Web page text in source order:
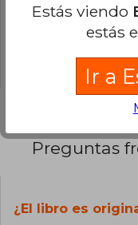
Preguntas
¿El libro es
Estás viendo
estás
Ir a